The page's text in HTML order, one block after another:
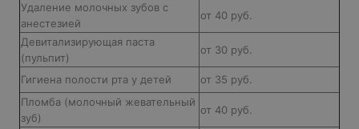
Удаление молочных зубов с
анестезией
от 40 руб.
Девитализирующая паста
(пульпит)
от 30 руб.
Гигиена полости рта у детей
от 35 руб.
Пломба (молочный жевательный
зуб)
от 40 руб.